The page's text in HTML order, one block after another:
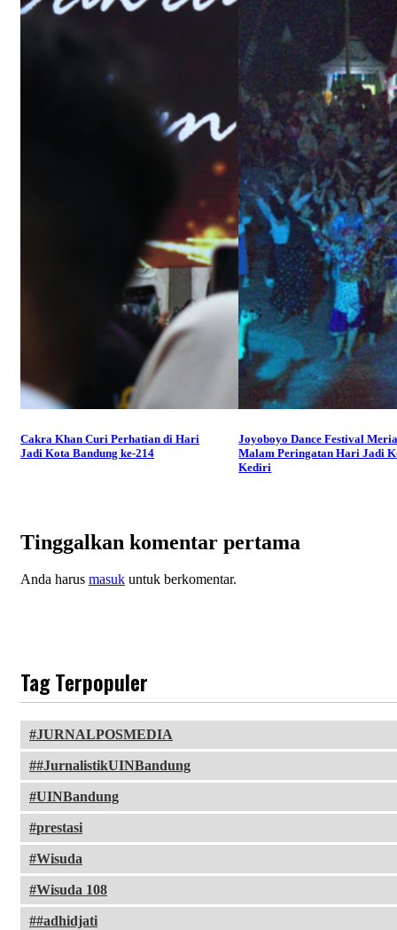
Cakra Khan Curi Perhatian di Hari
Jadi Kota Bandung ke-214
Joyoboyo Dance Festival
Malam Peringatan Hari Jadi
Kediri
Tinggalkan komentar pertama
Anda harus masuk untuk berkomentar.
Tag Terpopuler
JURNALPOSMEDIA
#JurnalistikUINBandung
UINBandung
prestasi
Wisuda
Wisuda 108
#adhidjati